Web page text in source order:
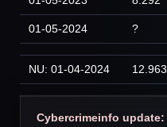
01-05-2024 ?
NU: 01-04-2024 12.963
Cybercrimeinfo update: